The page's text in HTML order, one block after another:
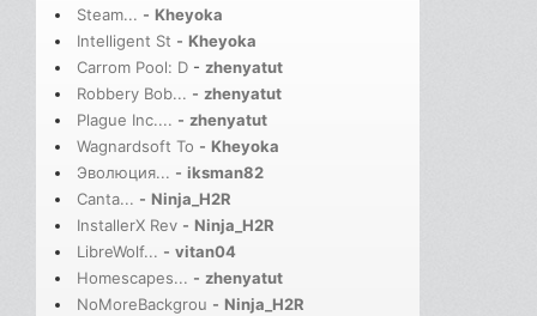
Steam... - Kheyoka
Intelligent St - Kheyoka
Carrom Pool: D - zhenyatut
Robbery Bob... - zhenyatut
Plague Inc.... - zhenyatut
Wagnardsoft To - Kheyoka
Эволюция... - iksman82
Canta... - Ninja_H2R
InstallerX Rev - Ninja_H2R
LibreWolf... - vitan04
Homescapes... - zhenyatut
NoMoreBackgrou - Ninja_H2R